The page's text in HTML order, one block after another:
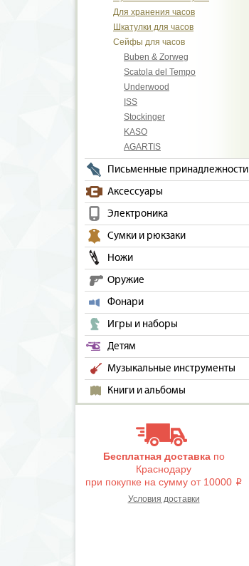
Для хранения часов
Шкатулки для часов
Сейфы для часов
Buben & Zorweg
Scatola del Tempo
Underwood
ISS
Stockinger
KASO
AGARTIS
Письменные принадлежности
Аксессуары
Электроника
Сумки и рюкзаки
Ножи
Оружие
Фонари
Игры и наборы
Детям
Музыкальные инструменты
Книги и альбомы
Бесплатная доставкапо
Краснодару
при покупке на сумму от 10000 i
Условия доставки